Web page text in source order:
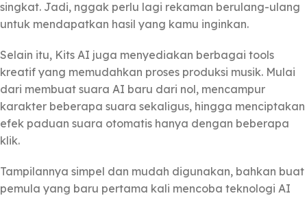
singkat. Jadi, nggak perlu lagi rekaman berulang-ulang
untuk mendapatkan hasil yang kamu inginkan.
Selain itu, Kits AI juga menyediakan berbagai tools
kreatif yang memudahkan proses produksi musik. Mulai
dari membuat suara AI baru dari nol, mencampur
karakter beberapa suara sekaligus, hingga menciptakan
efek paduan suara otomatis hanya dengan beberapa
klik.
Tampilannya simpel dan mudah digunakan, bahkan buat
pemula yang baru pertama kali mencoba teknologi AI